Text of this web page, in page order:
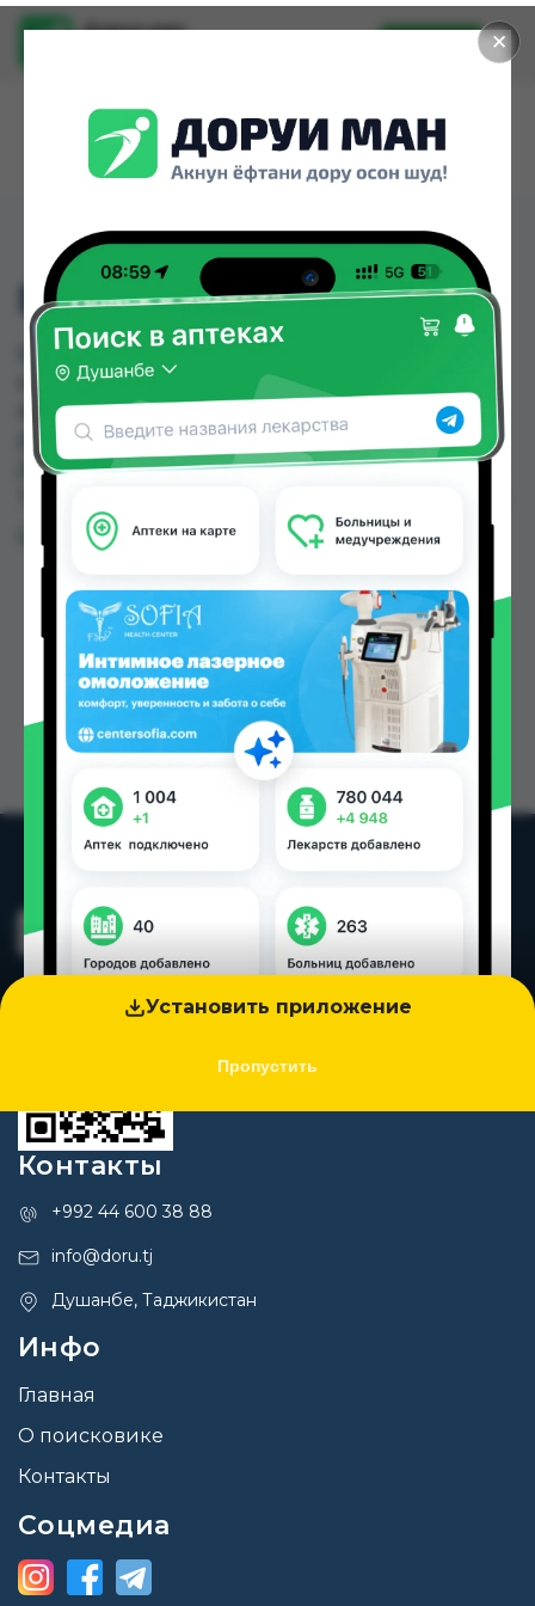
✕
Установить приложение
Пропустить
Доруи ман
Установить
БИОФОРАН ПОР 1Г №1
БИОФОРАН ПОР 1Г №1 можно купить или
заказать в аптеках, Авиценна, Аптека + 24/7,
Аптека Алфавит, Дорухона Аптечка-TJ №3,
Дорухона Гулрухсор, Дорухона Инсоф,
Дорухона ИХЛОС по цене от 35.00 TJS до 40.30
Цена: от35.00 TJS
Контакты
+992 44 600 38 88
info@doru.tj
Душанбе, Таджикистан
Инфо
Главная
О поисковике
Контакты
Соцмедиа